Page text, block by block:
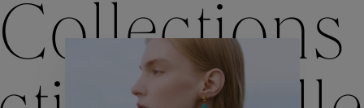
Collections